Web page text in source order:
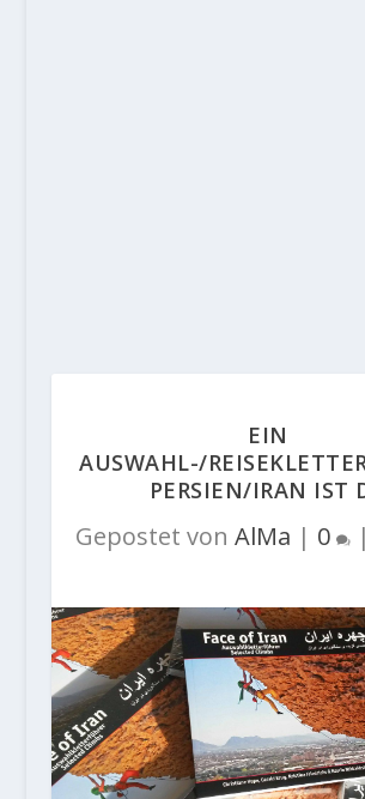
EIN
AUSWAHL-/
PERSIEN/IRAN IST
Gepostet von AlMa | 0 |